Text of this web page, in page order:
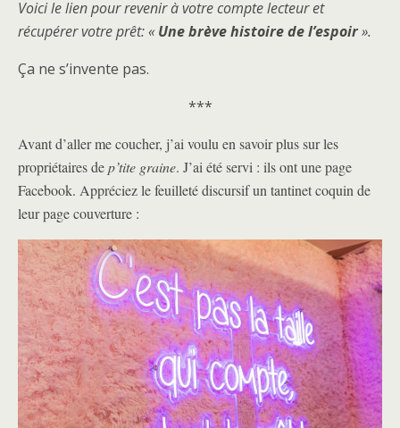
Voici le lien pour revenir à votre compte lecteur et
récupérer votre prêt: « Une brève histoire de l’espoir».
Ça ne s’invente pas.
***
Avant d’aller me coucher, j’ai voulu en savoir plus sur les
propriétaires dep’tite graine. J’ai été servi : ils ont une page
Facebook. Appréciez le feuilleté discursif un tantinet coquin de
leur page couverture :